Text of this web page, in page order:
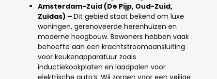
Amsterdam-Zuid (De Pijp, Oud-Zuid,
Zuidas) – Dit gebied staat bekend om luxe
woningen, gerenoveerde herenhuizen en
moderne hoogbouw. Bewoners hebben vaak
behoefte aan een krachtstroomaansluiting
voor keukenapparatuur zoals
inductiekookplaten en laadpalen voor
elektrische auto’s. Wij zorgen voor een veilige